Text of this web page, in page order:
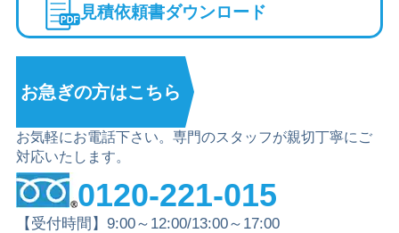
見積依頼書ダウンロード
お急ぎの方はこちら
お気軽にお電話下さい。専門のスタッフが親切丁寧にご
対応いたします。
0120-221-015
【受付時間】9:00～12:00/13:00～17:00